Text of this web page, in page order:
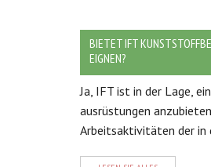
BIETET IFT
EIGNEN?
Ja, IFT ist in der Lage,
ausrüstungen
Arbeitsaktivitäten der in